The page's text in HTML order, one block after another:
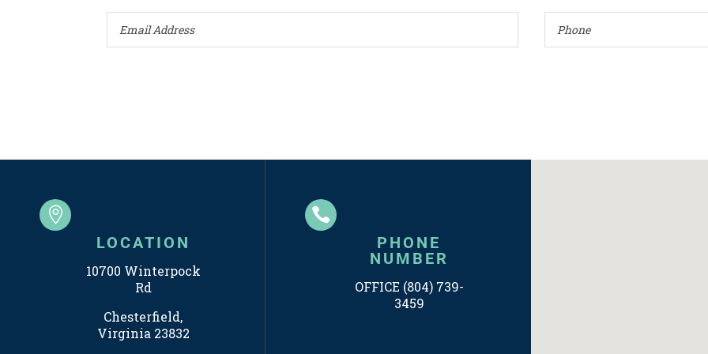

LOCATION
10700 Winterpock
Rd
Chesterfield,
Virginia 23832

PHONE
NUMBER
OFFICE (804) 739-
3459